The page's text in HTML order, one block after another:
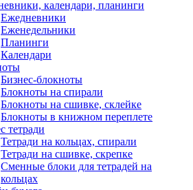
календари, планинги
Ежедневники
Еженедельники
Планинги
Календари
Бизнес-блокноты
Блокноты на спирали
Блокноты на сшивке, склейке
Блокноты в книжном переплете
тетради
Тетради на кольцах, спирали
Тетради на сшивке, скрепке
Сменные блоки для тетрадей на
кольцах